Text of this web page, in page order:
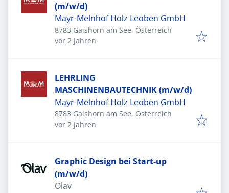
(m/w/d)
Mayr-Melnhof Holz Leoben GmbH
8783 Gaishorn am See, Österreich
Veröffentlicht
vor 2 Jahren
LEHRLING
MASCHINENBAUTECHNIK (m/w/d)
Mayr-Melnhof Holz Leoben GmbH
8783 Gaishorn am See, Österreich
Veröffentlicht
vor 2 Jahren
Graphic Design bei Start-up
(m/w/d)
Olav